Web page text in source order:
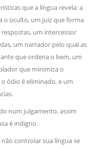
que a língua revela: a
o oculto, um juiz que forma
um intercessor
um narrador pelo qual as
que ordena o bem, um
que minimiza o
ódio é eliminado, e um
num julgamento, assim
é indigno.
controlar sua língua se